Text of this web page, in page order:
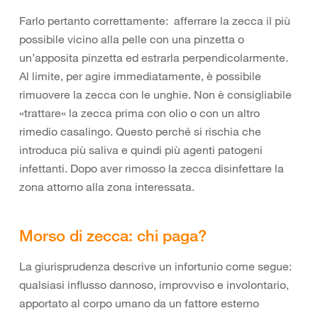
Farlo pertanto correttamente: afferrare la zecca il più
possibile vicino alla pelle con una pinzetta o
un’apposita pinzetta ed estrarla perpendicolarmente.
Al limite, per agire immediatamente, è possibile
rimuovere la zecca con le unghie. Non è consigliabile
«trattare« la zecca prima con olio o con un altro
rimedio casalingo. Questo perché si rischia che
introduca più saliva e quindi più agenti patogeni
infettanti. Dopo aver rimosso la zecca disinfettare la
zona attorno alla zona interessata.
Morso di zecca: chi paga?
La giurisprudenza descrive un infortunio come segue:
qualsiasi influsso dannoso, improvviso e involontario,
apportato al corpo umano da un fattore esterno